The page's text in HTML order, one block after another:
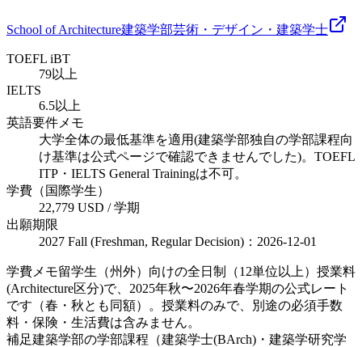
School of Architecture建築学部芸術・デザイン・建築学士
TOEFL iBT
79以上
IELTS
6.5以上
英語要件メモ
大学全体の最低基準を適用(建築学部独自の学部課程向
け基準は公式ページで確認できませんでした)。TOEFL
ITP・IELTS General Trainingは不可。
学費（国際学生）
22,779 USD / 学期
出願期限
2027 Fall (Freshman, Regular Decision)：2026-12-01
学費メモ留学生（州外）向けの全日制（12単位以上）授業料
(Architecture区分)で、2025年秋〜2026年春学期の公式レート
です（春・秋とも同額）。授業料のみで、別途の必須手数
料・保険・生活費は含みません。
補足建築学部の学部課程（建築学士(BArch)・建築学研究学